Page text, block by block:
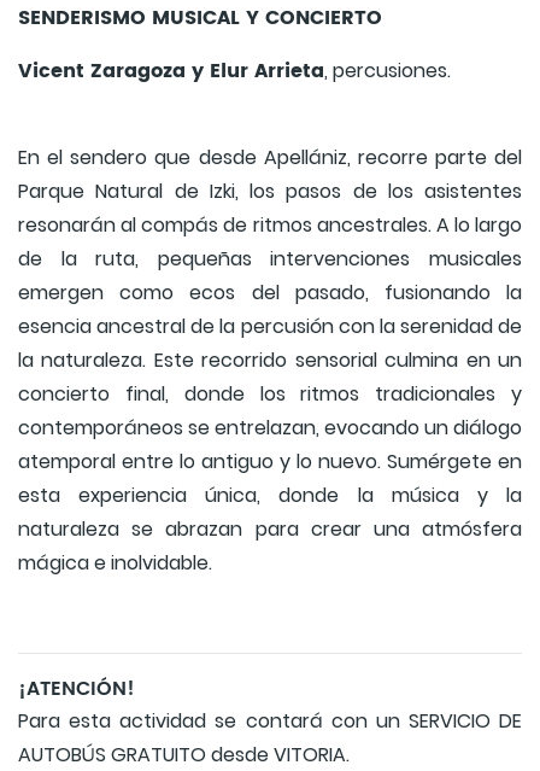
SENDERISMO MUSICAL Y CONCIERTO
Vicent Zaragoza y Elur Arrieta, percusiones.
En el sendero que desde Apellániz, recorre parte del
Parque Natural de Izki, los pasos de los asistentes
resonarán al compás de ritmos ancestrales. A lo largo
de la ruta, pequeñas intervenciones musicales
emergen como ecos del pasado, fusionando la
esencia ancestral de la percusión con la serenidad de
la naturaleza. Este recorrido sensorial culmina en un
concierto final, donde los ritmos tradicionales y
contemporáneos se entrelazan, evocando un diálogo
atemporal entre lo antiguo y lo nuevo. Sumérgete en
esta experiencia única, donde la música y la
naturaleza se abrazan para crear una atmósfera
mágica e inolvidable.
¡ATENCIÓN!
Para esta actividad se contará con un SERVICIO DE
AUTOBÚS GRATUITO desde VITORIA.